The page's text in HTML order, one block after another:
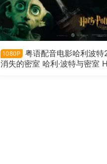
1080P
粤语配音电影哈利波特
消失的密室 哈利·波特与密室